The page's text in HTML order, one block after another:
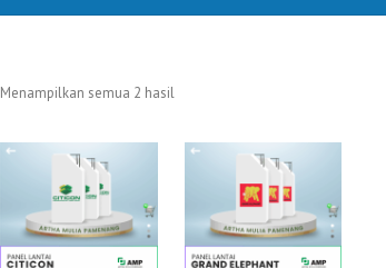
Menampilkan semua 2 hasil